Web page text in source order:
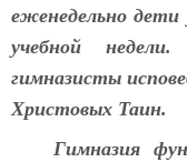
еженедельно
учебной
гимназисты
Христовых Таин.
Гимназия